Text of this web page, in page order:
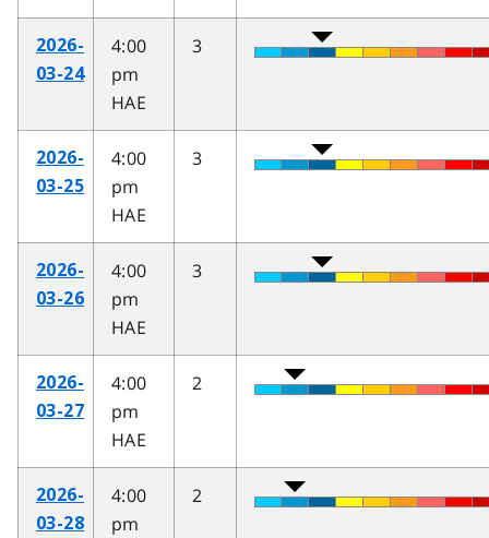
2026-
03-24
4:00
pm
HAE
3
2026-
03-25
4:00
pm
HAE
3
2026-
03-26
4:00
pm
HAE
3
2026-
03-27
4:00
pm
HAE
2
2026-
03-28
4:00
pm
2